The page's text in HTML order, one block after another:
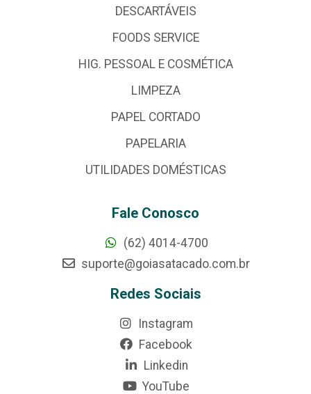
DESCARTÁVEIS
FOODS SERVICE
HIG. PESSOAL E COSMÉTICA
LIMPEZA
PAPEL CORTADO
PAPELARIA
UTILIDADES DOMÉSTICAS
Fale Conosco
(62) 4014-4700
suporte@goiasatacado.com.br
Redes Sociais
Instagram
Facebook
Linkedin
YouTube